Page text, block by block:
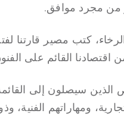
من مجرد موافق.
كتب مصير قارتنا
اقتصادنا القائم على
سيصلون إلى
ومهاراتهم الفنية،